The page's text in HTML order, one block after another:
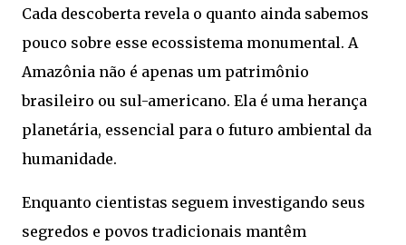
Cada descoberta revela o quanto ainda sabemos
pouco sobre esse ecossistema monumental. A
Amazônia não é apenas um patrimônio
brasileiro ou sul-americano. Ela é uma herança
planetária, essencial para o futuro ambiental da
humanidade.
Enquanto cientistas seguem investigando seus
segredos e povos tradicionais mantêm